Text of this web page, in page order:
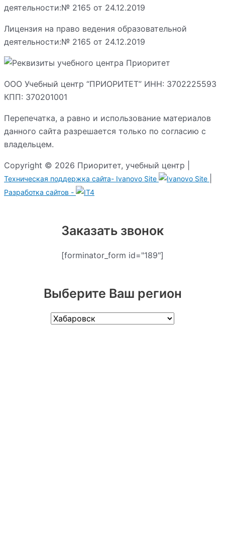
Лицензия на право ведения образовательной
деятельности:№ 2165 от 24.12.2019
ООО Учебный центр “ПРИОРИТЕТ” ИНН: 3702225593
КПП: 370201001
Перепечатка, а равно и использование материалов
данного сайта разрешается только по согласию с
владельцем.
Copyright © 2026 Приоритет, учебный центр |
Техническая поддержка сайта- Ivanovo Site
Разработка сайтов -
Заказать звонок
[forminator_form id="189"]
Выберите Ваш регион